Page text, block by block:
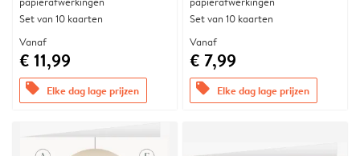
Set van 10 kaarten
Vanaf
€ 11,99
offers Elke dag lage prijzen
Set van 10 kaarten
Vanaf
€ 7,99
offers Elke dag lage prijzen